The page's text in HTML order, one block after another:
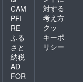
CAM
PFI
RE
ふる
さと
納税
AD
FOR
対する
考え方
クッ
キーポ
リシー